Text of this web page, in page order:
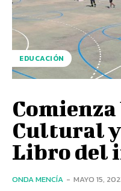
EDUCACIÓN
Cultural
Libro del
ONDA MENCÍA - MAYO 15,